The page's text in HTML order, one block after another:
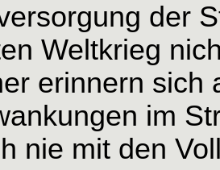
der
Weltkrieg
erinnern sich
im
nie mit den